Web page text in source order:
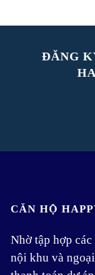
ĐĂNG
CĂN HỘ
Nhờ tập hợp
nội khu và